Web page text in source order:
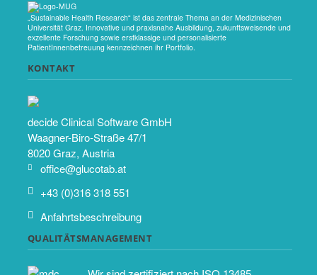
„Sustainable Health Research“ ist das zentrale Thema an der Medizinischen
Universität Graz. Innovative und praxisnahe Ausbildung, zukunftsweisende und
exzellente Forschung sowie erstklassige und personalisierte
PatientInnenbetreuung kennzeichnen ihr Portfolio.
KONTAKT
decide Clinical Software GmbH
Waagner-Biro-Straße 47/1
8020 Graz, Austria
office@glucotab.at
+43 (0)316 318 551
Anfahrtsbeschreibung
QUALITÄTSMANAGEMENT